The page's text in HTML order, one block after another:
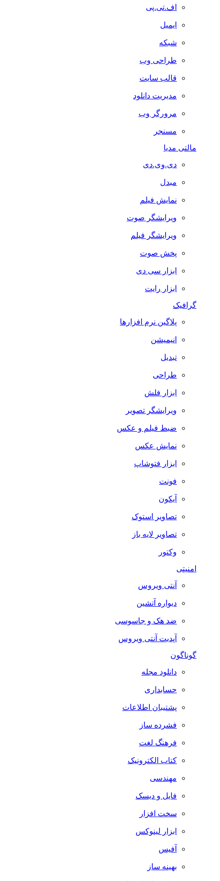
اف.تی.پی
ایمیل
شبکه
طراحی وب
قالب سایت
مدیریت دانلود
مرورگر وب
مسنجر
مالتی مدیا
دی.وی.دی
مبدل
نمایش فیلم
ویرایشگر صوت
ویرایشگر فیلم
پخش صوت
ابزار سی دی
ابزار رایت
گرافیک
پلاگین نرم افزارها
انیمیشن
تبدیل
طراحی
ابزار فلش
ویرایشگر تصویر
ضبط فيلم و عكس
نمایش عکس
ابزار فتوشاپ
فونت
آیکون
تصاویر استوک
تصاویر لایه باز
وکتور
امنیتی
آنتی ویروس
دیواره آتشین
ضد هک و جاسوسی
آپدیت آنتی ویروس
گوناگون
دانلود مجله
حسابداری
پشتیبان اطلاعات
فشرده ساز
فرهنگ لغت
کتاب الکترونیک
مهندسی
فایل و دیسک
سخت افزار
ابزار لینوکس
آفیس
بهینه ساز